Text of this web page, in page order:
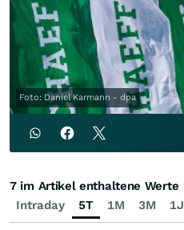
Foto: Daniel Karmann - dpa
Intraday 5T 1M 3M 1J
7 im Artikel enthaltene Werte